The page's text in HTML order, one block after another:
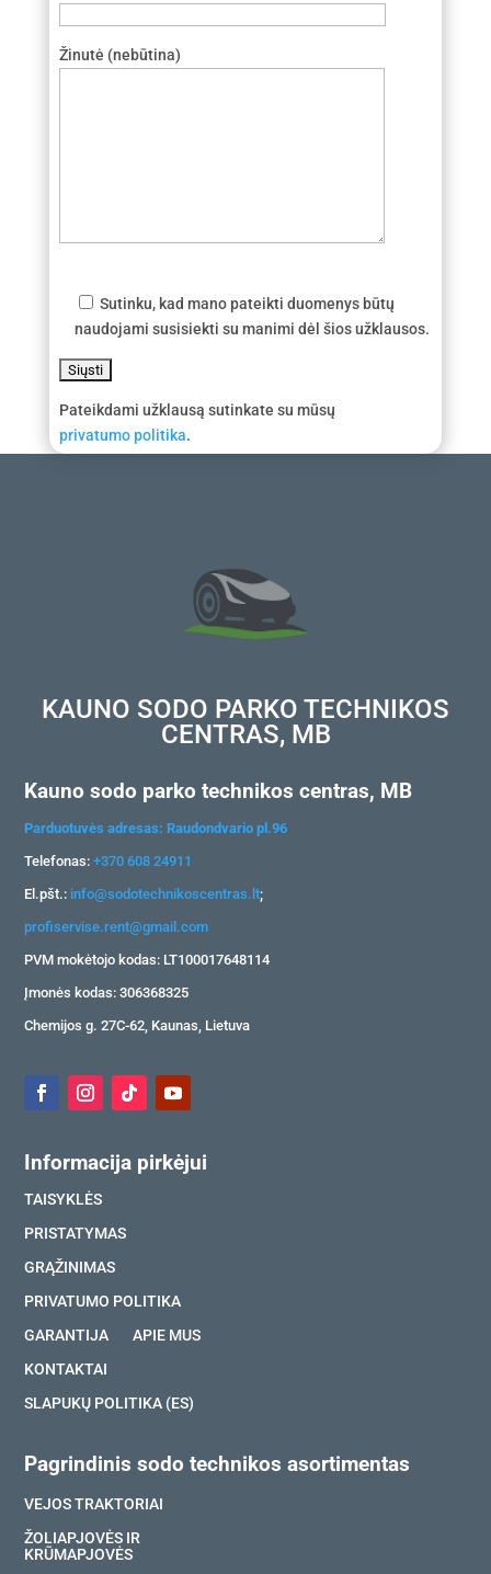
Žinutė (nebūtina)
Sutinku, kad mano pateikti duomenys būtų
naudojami susisiekti su manimi dėl šios užklausos.
Pateikdami užklausą sutinkate su mūsų
privatumo politika.
KAUNO SODO PARKO TECHNIKOS
CENTRAS, MB
Kauno sodo parko technikos centras, MB
Parduotuvės adresas: Raudondvario pl.96
Telefonas:+370 608 24911
El.pšt.: info@sodotechnikoscentras.lt;
profiservise.rent@gmail.com
PVM mokėtojo kodas: LT100017648114
Įmonės kodas: 306368325
Chemijos g. 27C-62, Kaunas, Lietuva
Informacija pirkėjui
TAISYKLĖS
PRISTATYMAS
GRĄŽINIMAS
PRIVATUMO POLITIKA
GARANTIJA
APIE MUS
KONTAKTAI
SLAPUKŲ POLITIKA (ES)
Pagrindinis sodo technikos asortimentas
VEJOS TRAKTORIAI
ŽOLIAPJOVĖS IR
KRŪMAPJOVĖS